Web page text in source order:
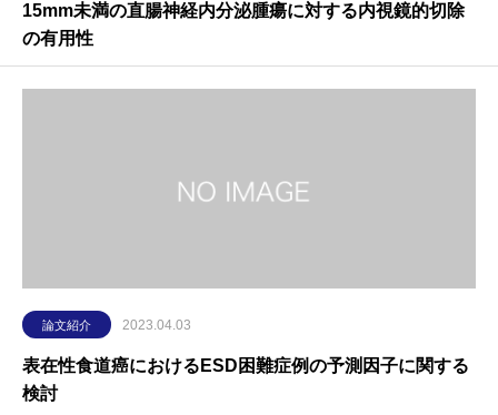
15mm未満の直腸神経内分泌腫瘍に対する内視鏡的切除
の有用性
論文紹介 2023.04.03
表在性食道癌におけるESD困難症例の予測因子に関する
検討